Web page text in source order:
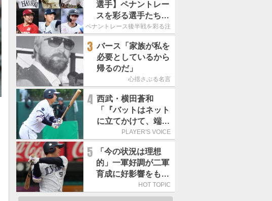
選手】ペナントレー
スを彩る選手たち
ここからが本当の勝
ペナントレース後半戦を彩る注目選手たち
3 バース「家族が私を
必要としているから
帰るのだ」
心揺さぶる名言
4 西武・横田蒼和
「『バットはネット
に立てかけて、端に
置くんだぞ』と栗山
だきました」／憧れ
の人からの金言
PLAYER'S VOICE
5
「今の状況は理想
的」一軍好調が二軍
育成に好影響をもた
らす西武 象徴は高
卒新人・横田蒼和
HOT TOPIC